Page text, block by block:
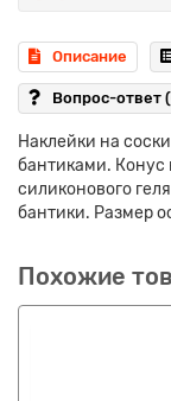
Описание
Вопрос-ответ
Наклейки на
бантиками. Конус
силиконового
бантики. Размер
Похожие